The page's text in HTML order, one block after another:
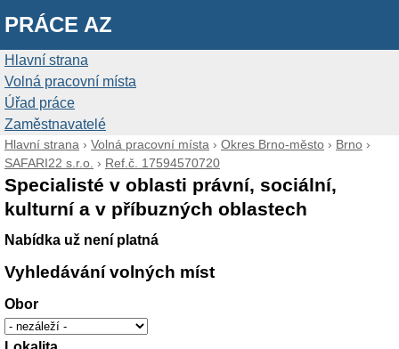
PRÁCE AZ
Hlavní strana
Volná pracovní místa
Úřad práce
Zaměstnavatelé
Hlavní strana › Volná pracovní místa › Okres Brno-město › Brno ›
SAFARI22 s.r.o. › Ref.č. 17594570720
Specialisté v oblasti právní, sociální,
kulturní a v příbuzných oblastech
Nabídka už není platná
Vyhledávání volných míst
Obor